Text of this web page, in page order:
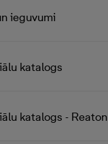
ieguvumi
katalogs
katalogs - Reaton